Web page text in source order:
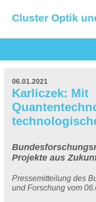
Cluster Optik
06.01.2021
Karliczek: Mit
Projekte aus
Pressemitteilung des
und Forschung vom